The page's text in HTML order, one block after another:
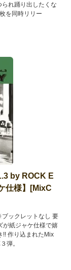
れ踊り出したくな
を同時リリー
by ROCK E
仕様】[MixC
ブックレットなし 要
が紙ジャケ仕様で嬉
!! 作り込まれたMix
弾。